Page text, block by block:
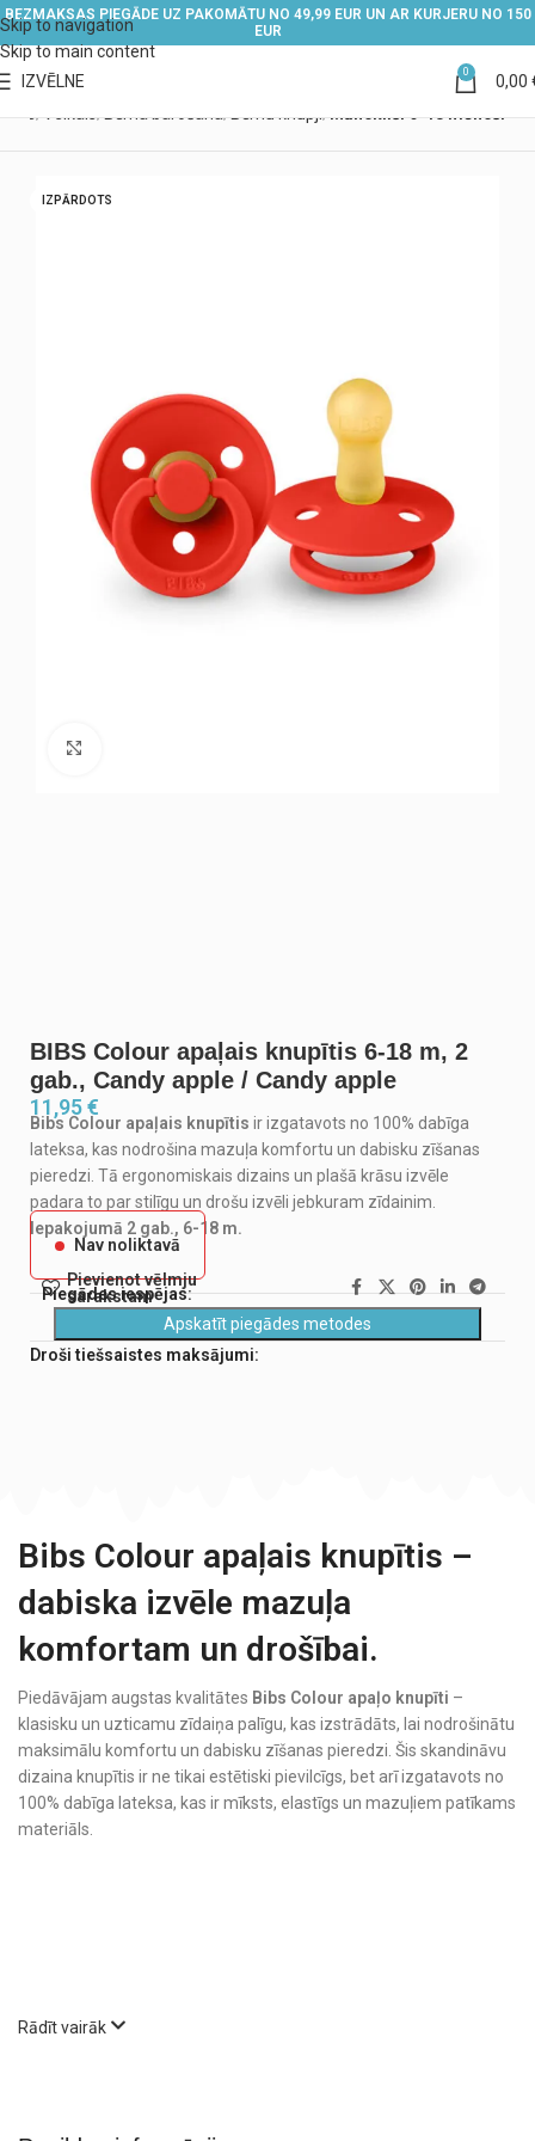
Skip to navigation
Skip to main content
BEZMAKSAS PIEGĀDE UZ PAKOMĀTU NO 49,99 EUR UN AR KURJERU NO 150
EUR
IZVĒLNE 0 0,00
IZPĀRDOTS
BIBS Colour apaļais knupītis 6-18 m, 2
gab., Candy apple / Candy apple
11,95€
Bibs Colour apaļais knupītis ir izgatavots no 100% dabīga
lateksa, kas nodrošina mazuļa komfortu un dabisku zīšanas
pieredzi. Tā ergonomiskais dizains un plašā krāsu izvēle
padara to par stilīgu un drošu izvēli jebkuram zīdainim.
Iepakojumā 2 gab., 6-18 m.
Nav noliktavā
Pievienot vēlmju
sarakstam
Piegādes iespējas:
Apskatīt piegādes metodes
Droši tiešsaistes maksājumi:
Bibs Colour apaļais knupītis –
dabiska izvēle mazuļa
komfortam un drošībai.
Piedāvājam augstas kvalitātes Bibs Colour apaļo knupīti –
klasisku un uzticamu zīdaiņa palīgu, kas izstrādāts, lai nodrošinātu
maksimālu komfortu un dabisku zīšanas pieredzi. Šis skandināvu
dizaina knupītis ir ne tikai estētiski pievilcīgs, bet arī izgatavots no
100% dabīga lateksa, kas ir mīksts, elastīgs un mazuļiem patīkams
materiāls.
Rādīt vairāk